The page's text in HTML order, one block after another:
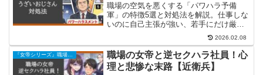
職場の空気を悪くする「パワハラ予備
軍」の特徴5選と対処法を解説。仕事しな
いのに自己主張が強い、若手にだけ厳し
い…そんな「うざいおじさん」に悩む30
代～60代へ。ブラック企業18年の筆者
が、共感と解決策をお届けします。
2026.02.08
職場の女帝と逆セクハラ社員！心
理と悲惨な末路【近衛兵】